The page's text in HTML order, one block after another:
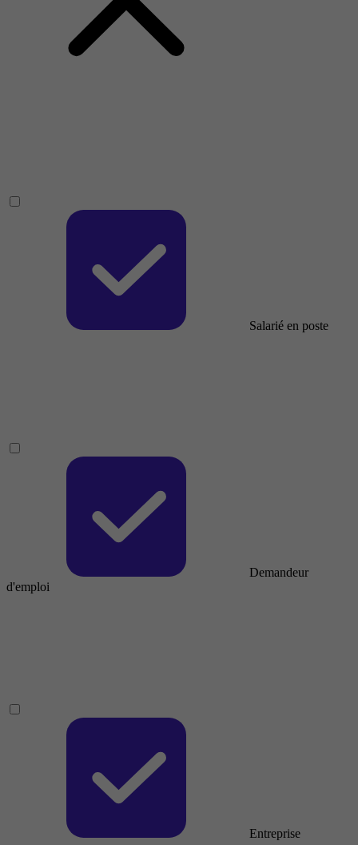
Salarié en poste
Demandeur
d'emploi
Entreprise